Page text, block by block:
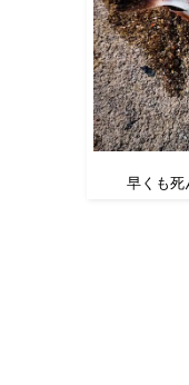
早くも死